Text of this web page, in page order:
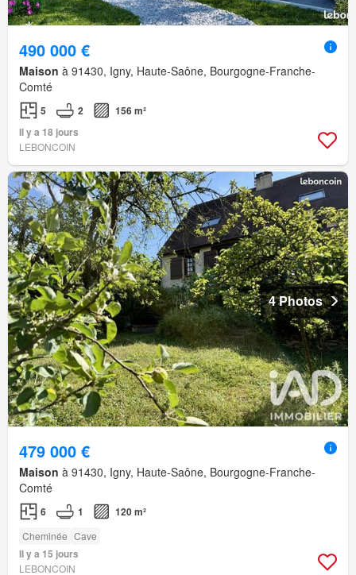
490 000 €
Maison à 91430, Igny, Haute-Saône, Bourgogne-Franche-
Comté
5 2
156 m²
Il y a 18 jours
LEBONCOIN
4 Photos
479 000 €
Maison à 91430, Igny, Haute-Saône, Bourgogne-Franche-
Comté
6 1 120 m²
Cheminée Cave
Il y a 15 jours
LEBONCOIN